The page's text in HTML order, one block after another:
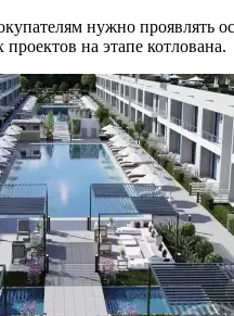
нужно проявлять
на этапе котлована.